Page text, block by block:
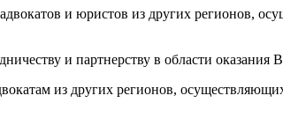
и юристов из других регионов,
и партнерству в области
из других регионов,